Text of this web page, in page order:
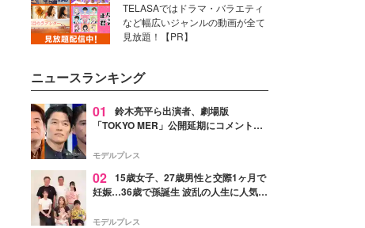
TELASAではドラマ・バラエティ
など幅広いジャンルの動画が全て
見放題！【PR】
ニュースランキング
01
鈴木亮平ら出演者、劇場版
「TOKYO MER」公開延期にコメント
最大の敬意とエールを」
モデルプレス
02 15歳女子、27歳男性と交際1ヶ月で
妊娠…36歳で孫誕生 波乱の人生に人気タ
よ！」
モデルプレス